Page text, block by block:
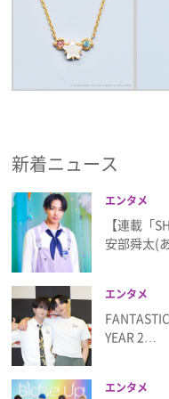
新着ニュース
エンタメ
【連載「
安部舜太(
エンタメ
YEAR 2…
エンタメ